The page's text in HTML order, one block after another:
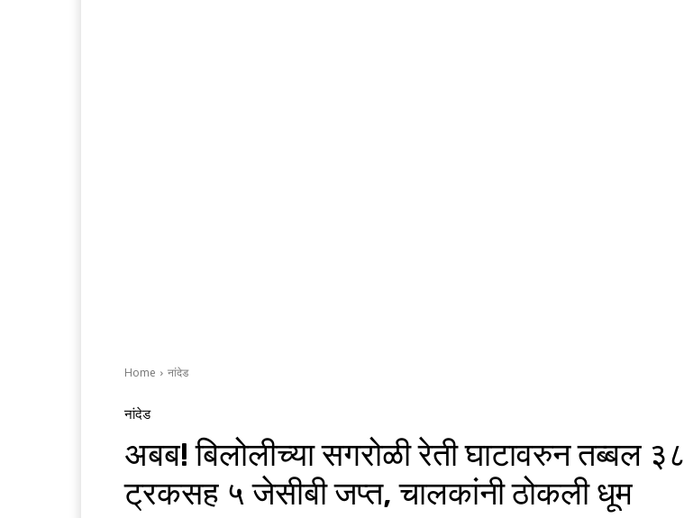
Home नांदेड
नांदेड
अबब! बिलोलीच्या सगरोळी रेती घाटावरुन तब्बल ३८
ट्रकसह ५ जेसीबी जप्त, चालकांनी ठोकली धूम